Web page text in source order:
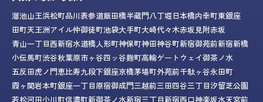
溜池山王浜松町品川表参道飯田橋半蔵門八丁堀日本橋内幸町東銀座
田町天王洲アイル仲御徒町池袋大手町大崎代々木赤坂見附赤坂
青山一丁目西新宿水道橋人形町神保町神田神谷町新宿御苑前新宿新橋
小伝馬町渋谷秋葉原市ヶ谷四ッ谷麹町高輪ゲートウェイ御茶ノ水
五反田虎ノ門恵比寿九段下銀座京橋茅場町外苑前千駄ヶ谷永田町
霞ヶ関岩本町銀座一丁目原宿御成門三越前三田四谷三丁目汐留芝公園
若松河田小川町信濃町新御茶ノ水新宿三丁目新宿西口神楽坂水天宮前